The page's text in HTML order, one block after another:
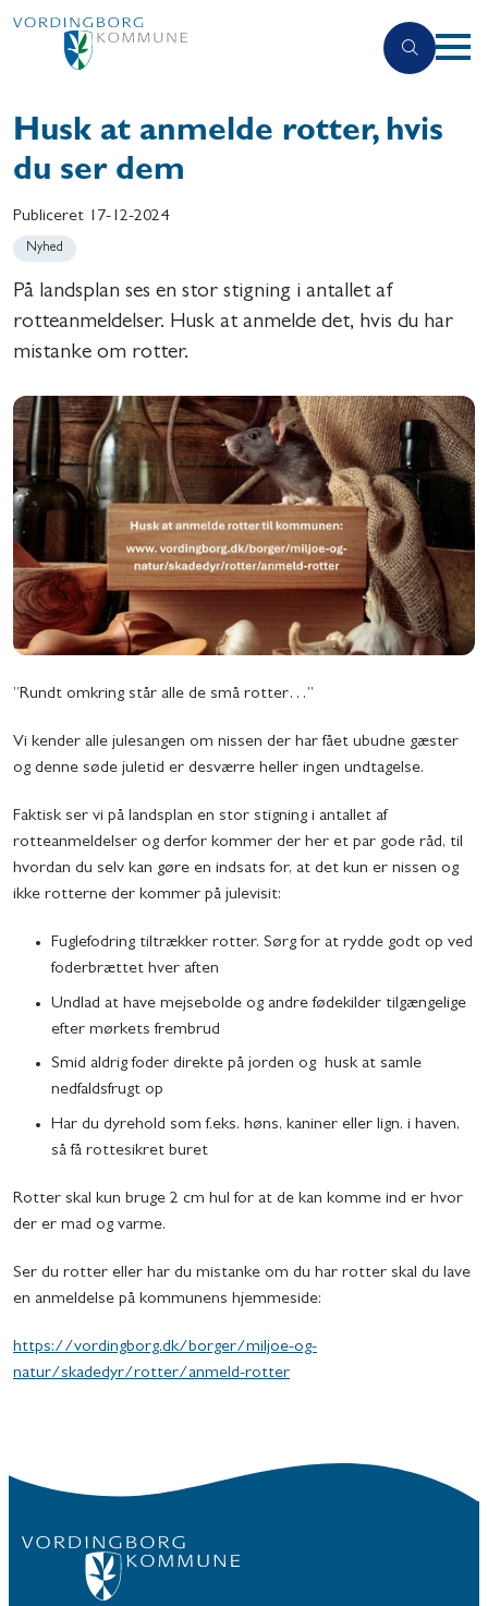
Husk at anmelde rotter, hvis
du ser dem
Publiceret 17-12-2024
Nyhed
På landsplan ses en stor stigning i antallet af
rotteanmeldelser. Husk at anmelde det, hvis du har
mistanke om rotter.
”Rundt omkring står alle de små rotter…”
Vi kender alle julesangen om nissen der har fået ubudne gæster
og denne søde juletid er desværre heller ingen undtagelse.
Faktisk ser vi på landsplan en stor stigning i antallet af
rotteanmeldelser og derfor kommer der her et par gode råd, til
hvordan du selv kan gøre en indsats for, at det kun er nissen og
ikke rotterne der kommer på julevisit:
Fuglefodring tiltrækker rotter. Sørg for at rydde godt op ved
foderbrættet hver aften
Undlad at have mejsebolde og andre fødekilder tilgængelige
efter mørkets frembrud
Smid aldrig foder direkte på jorden og husk at samle
nedfaldsfrugt op
Har du dyrehold som f.eks. høns, kaniner eller lign. i haven,
så få rottesikret buret
Rotter skal kun bruge 2 cm hul for at de kan komme ind er hvor
der er mad og varme.
Ser du rotter eller har du mistanke om du har rotter skal du lave
en anmeldelse på kommunens hjemmeside:
https://vordingborg.dk/borger/miljoe-og-
natur/skadedyr/rotter/anmeld-rotter